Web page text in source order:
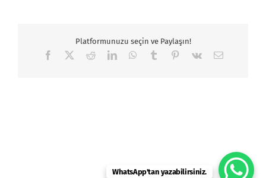
Platformunuzu seçin ve Paylaşın!
Facebook RedditLinkedInWhatsApp
Tumblr Pinterest
Vk
E-
WhatsApp'tan yazabilirsiniz.